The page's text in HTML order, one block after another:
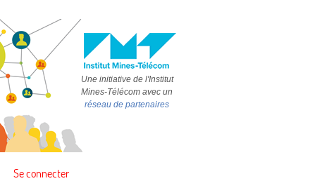
Une initiative de l'Institut
Mines-Télécom avec un
réseau de partenaires
Se connecter